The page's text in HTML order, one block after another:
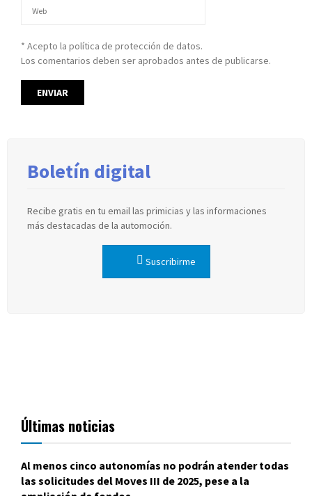
* Acepto la política de protección de datos.
Los comentarios deben ser aprobados antes de publicarse.
Boletín digital
Recibe gratis en tu email las primicias y las informaciones
más destacadas de la automoción.
Suscribirme
Últimas noticias
Al menos cinco autonomías no podrán atender todas
las solicitudes del Moves III de 2025, pese a la